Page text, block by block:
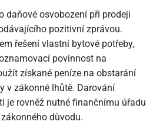
daňové osvobození při prodeji
pozitivní zprávou.
řešení vlastní bytové potřeby,
povinnost na
získané peníze na obstarání
v zákonné lhůtě. Darování
je rovněž nutné finančnímu úřadu
důvodu.